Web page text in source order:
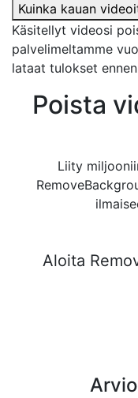
Kuinka kauan
Käsitellyt videosi
palvelimeltamme
lataat tulokset
Poista
Liity
Aloita